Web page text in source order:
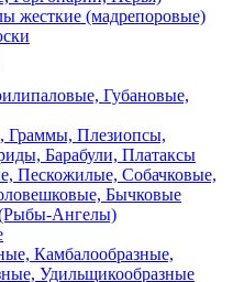
жесткие (мадрепоровые)
Губановые,
Граммы, Плезиопсы,
Барабули, Платаксы
Пескожилые, Собачковые,
Бычковые
Ангелы)
Камбалообразные,
Удильщикообразные